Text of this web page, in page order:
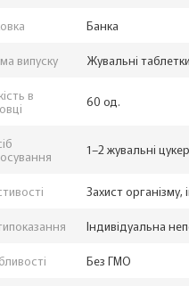
Банка
випуску Жувальні таблетки
в 60 од.
1–2 жувальні
Захист організму,
Індивідуальна
Без ГМО